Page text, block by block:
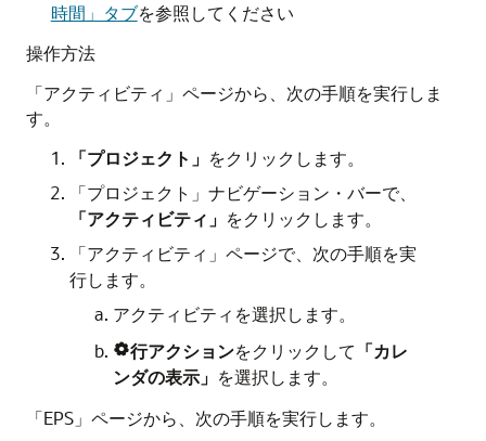
時間」タブを参照してください
操作方法
「アクティビティ」ページから、次の手順を実行しま
す。
「プロジェクト」 をクリックします。
「プロジェクト」ナビゲーション・バーで、
「アクティビティ」 をクリックします。
「アクティビティ」ページで、次の手順を実
行します。
アクティビティを選択します。
行アクションをクリックして 「カレ
ンダの表示」 を選択します。
「EPS」ページから、次の手順を実行します。